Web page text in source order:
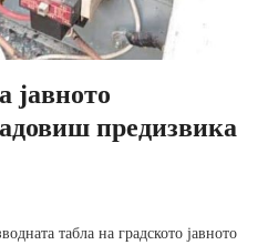
јавното
предизвика
табла на градското јавното